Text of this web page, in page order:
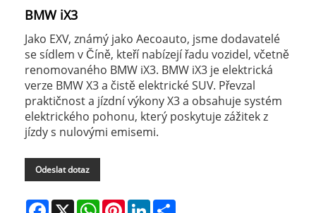
BMW iX3
Jako EXV, známý jako Aecoauto, jsme dodavatelé
se sídlem v Číně, kteří nabízejí řadu vozidel, včetně
renomovaného BMW iX3. BMW iX3 je elektrická
verze BMW X3 a čistě elektrické SUV. Převzal
praktičnost a jízdní výkony X3 a obsahuje systém
elektrického pohonu, který poskytuje zážitek z
jízdy s nulovými emisemi.
Odeslat dotaz
Facebook
X WhatsAppPinterestLinkedIn